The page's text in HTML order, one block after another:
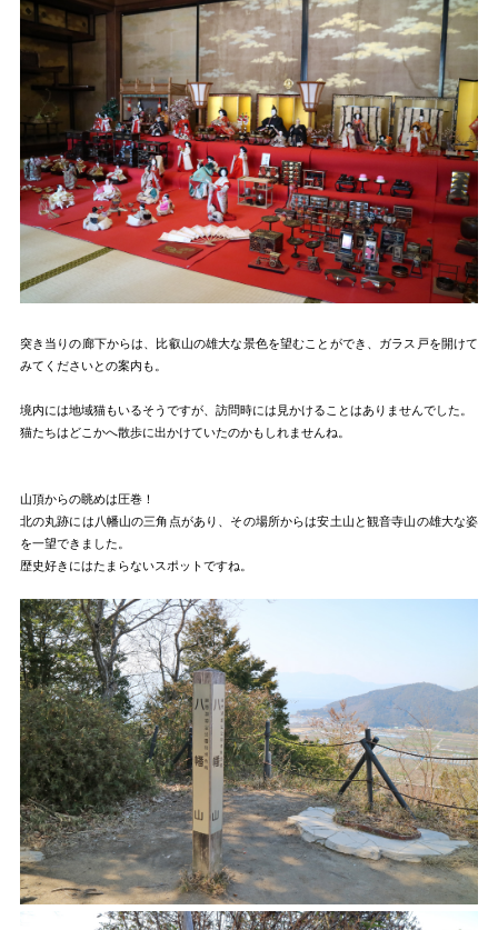
突き当りの廊下からは、比叡山の雄大な景色を望むことができ、ガラス戸を開けて
みてくださいとの案内も。
境内には地域猫もいるそうですが、訪問時には見かけることはありませんでした。
猫たちはどこかへ散歩に出かけていたのかもしれませんね。
山頂からの眺めは圧巻！
北の丸跡には八幡山の三角点があり、その場所からは安土山と観音寺山の雄大な姿
を一望できました。
歴史好きにはたまらないスポットですね。